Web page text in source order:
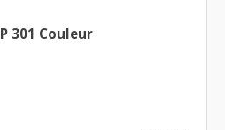
301 Couleur